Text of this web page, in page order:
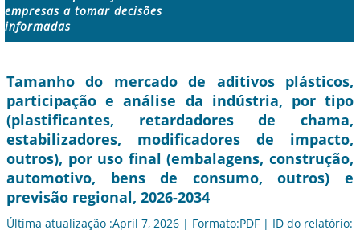
empresas a tomar decisões
informadas
Tamanho do mercado de aditivos plásticos,
participação e análise da indústria, por tipo
(plastificantes, retardadores de chama,
estabilizadores, modificadores de impacto,
outros), por uso final (embalagens, construção,
automotivo, bens de consumo, outros) e
previsão regional, 2026-2034
Última atualização :April 7, 2026 | Formato:PDF | ID do relatório: